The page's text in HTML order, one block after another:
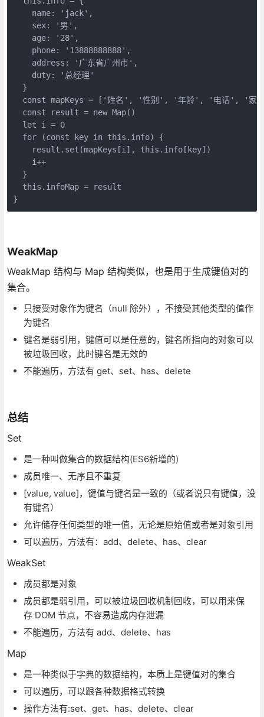
    name: 'jack',
    sex: '男',
    age: '28',
    phone: '13888888888',
    address: '广东省广州市',
    duty: '总经理'
  }
const mapKeys = ['姓名', '性别', '年龄', '电话', '家
  const result = new Map()
  let i = 0
  for (const key in this.info) {
    result.set(mapKeys[i], this.info[key])
    i++
  }
  this.infoMap = result
}
WeakMap
WeakMap 结构与 Map 结构类似，也是用于生成键值对的
集合。
只接受对象作为键名（null 除外），不接受其他类型的值作
为键名
键名是弱引用，键值可以是任意的，键名所指向的对象可以
被垃圾回收，此时键名是无效的
不能遍历，方法有 get、set、has、delete
总结
Set
是一种叫做集合的数据结构(ES6新增的)
成员唯一、无序且不重复
[value, value]，键值与键名是一致的（或者说只有键值，没
有键名）
允许储存任何类型的唯一值，无论是原始值或者是对象引用
可以遍历，方法有：add、delete、has、clear
WeakSet
成员都是对象
成员都是弱引用，可以被垃圾回收机制回收，可以用来保
存 DOM 节点，不容易造成内存泄漏
不能遍历，方法有 add、delete、has
Map
是一种类似于字典的数据结构，本质上是键值对的集合
可以遍历，可以跟各种数据格式转换
操作方法有:set、get、has、delete、clear